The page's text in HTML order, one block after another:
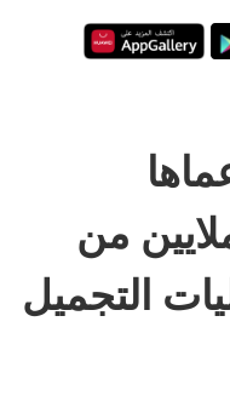
من
التجميل